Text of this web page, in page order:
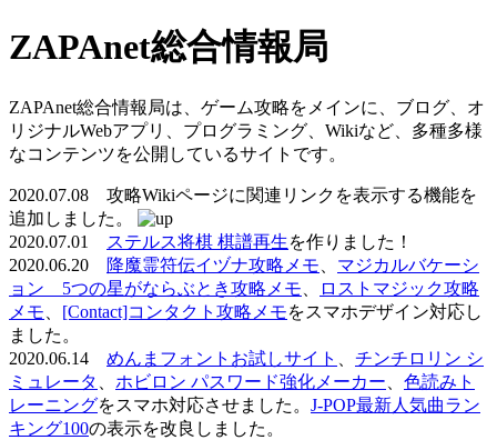
ZAPAnet総合情報局
ZAPAnet総合情報局は、ゲーム攻略をメインに、ブログ、オ
リジナルWebアプリ、プログラミング、Wikiなど、多種多様
なコンテンツを公開しているサイトです。
2020.07.08 攻略Wikiページに関連リンクを表示する機能を
追加しました。
2020.07.01
ステルス将棋 棋譜再生を作りました！
2020.06.20
降魔霊符伝イヅナ攻略メモ
マジカルバケーシ
ョン 5つの星がならぶとき攻略メモ
ロストマジック攻略
メモ
[Contact]コンタクト攻略メモをスマホデザイン対応し
ました。
2020.06.14 めんまフォントお試しサイト
チンチロリン シ
ミュレータ
ホビロン パスワード強化メーカー
色読みト
レーニングをスマホ対応させました。 J-POP最新人気曲ラン
キング100の表示を改良しました。